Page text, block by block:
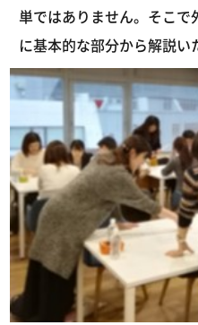
単ではありません。そこ
に基本的な部分から解説い